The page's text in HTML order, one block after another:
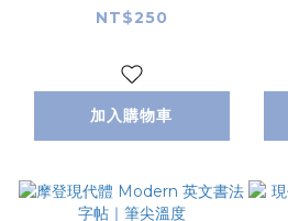
｜筆尖溫度
NT$250
加入購物車